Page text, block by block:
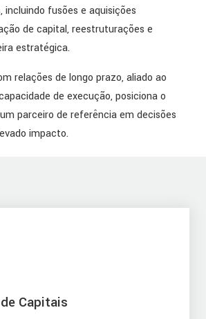
fusões e aquisições
de capital, reestruturações e
estratégica.
relações de longo prazo, aliado ao
de execução, posiciona o
parceiro de referência em decisões
impacto.
Capitais